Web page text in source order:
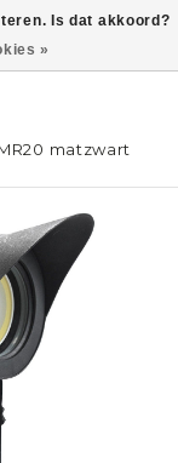
matzwart
Is dat akkoord?
»